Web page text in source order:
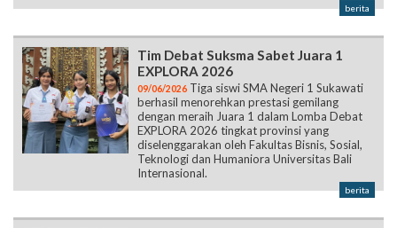
berita
Tim Debat Suksma Sabet Juara 1
EXPLORA 2026
09/06/2026 Tiga siswi SMA Negeri 1 Sukawati
berhasil menorehkan prestasi gemilang
dengan meraih Juara 1 dalam Lomba Debat
EXPLORA 2026 tingkat provinsi yang
diselenggarakan oleh Fakultas Bisnis, Sosial,
Teknologi dan Humaniora Universitas Bali
Internasional.
berita